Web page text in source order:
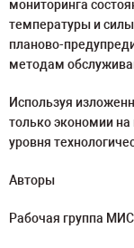
мониторинга
температуры и
планово-
методам
Используя
только экономии на
уровня
Авторы
Рабочая группа